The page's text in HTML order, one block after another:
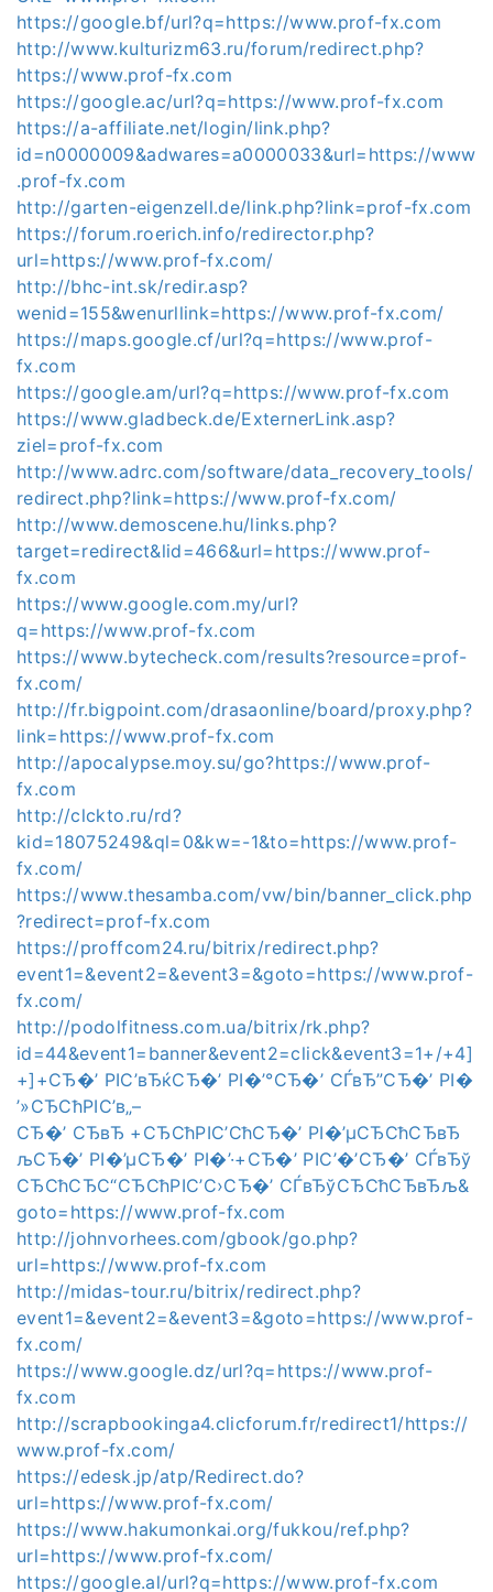
https://google.bf/url?q=https://www.prof-fx.com
http://www.kulturizm63.ru/forum/redirect.php?
https://www.prof-fx.com
https://google.ac/url?q=https://www.prof-fx.com
https://a-affiliate.net/login/link.php?
id=n0000009&adwares=a0000033&url=https://www
.prof-fx.com
http://garten-eigenzell.de/link.php?link=prof-fx.com
https://forum.roerich.info/redirector.php?
url=https://www.prof-fx.com/
http://bhc-int.sk/redir.asp?
wenid=155&wenurllink=https://www.prof-fx.com/
https://maps.google.cf/url?q=https://www.prof-
fx.com
https://google.am/url?q=https://www.prof-fx.com
https://www.gladbeck.de/ExternerLink.asp?
ziel=prof-fx.com
http://www.adrc.com/software/data_recovery_tools/
redirect.php?link=https://www.prof-fx.com/
http://www.demoscene.hu/links.php?
target=redirect&lid=466&url=https://www.prof-
fx.com
https://www.google.com.my/url?
q=https://www.prof-fx.com
https://www.bytecheck.com/results?resource=prof-
fx.com/
http://fr.bigpoint.com/drasaonline/board/proxy.php?
link=https://www.prof-fx.com
http://apocalypse.moy.su/go?https://www.prof-
fx.com
http://clckto.ru/rd?
kid=18075249&ql=0&kw=-1&to=https://www.prof-
fx.com/
https://www.thesamba.com/vw/bin/banner_click.php
?redirect=prof-fx.com
https://proffcom24.ru/bitrix/redirect.php?
event1=&event2=&event3=&goto=https://www.prof-
fx.com/
http://podolfitness.com.ua/bitrix/rk.php?
id=44&event1=banner&event2=click&event3=1+/+4]
+]+СЂ�’ РІС’вЂќСЂ�’ РІ�’°СЂ�’ СЃвЂ”СЂ�’ РІ�
’»СЂСћРІС’в„–
СЂ�’ СЂвЂ +СЂСћРІС’СћСЂ�’ РІ�’µСЂСћСЂвЂ
љСЂ�’ РІ�’µСЂ�’ РІ�’·+СЂ�’ РІС’�’СЂ�’ СЃвЂў
СЂСћСЂС“СЂСћРІС’С›СЂ�’ СЃвЂўСЂСћСЂвЂљ&
goto=https://www.prof-fx.com
http://johnvorhees.com/gbook/go.php?
url=https://www.prof-fx.com
http://midas-tour.ru/bitrix/redirect.php?
event1=&event2=&event3=&goto=https://www.prof-
fx.com/
https://www.google.dz/url?q=https://www.prof-
fx.com
http://scrapbookinga4.clicforum.fr/redirect1/https://
www.prof-fx.com/
https://edesk.jp/atp/Redirect.do?
url=https://www.prof-fx.com/
https://www.hakumonkai.org/fukkou/ref.php?
url=https://www.prof-fx.com/
https://google.al/url?q=https://www.prof-fx.com